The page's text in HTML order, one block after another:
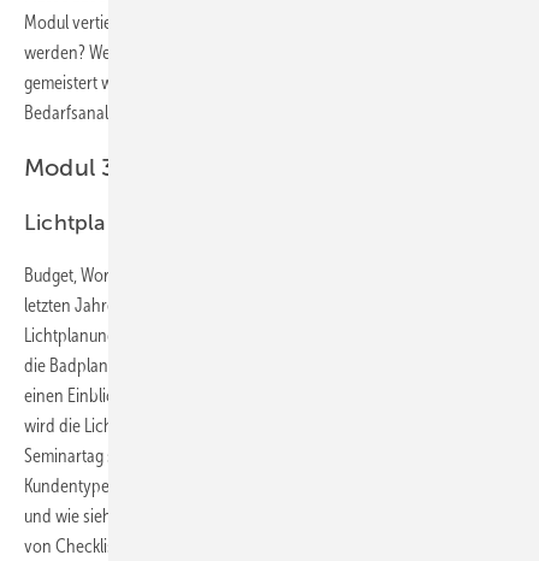
Modul vertieft und erweitert. Wie können Bäder aufregend geplant
werden? Welche Herausforderungen müssen in kleinen Räumen
gemeistert werden? Dreh und Angelpunkt für jede Badplanung ist die
Bedarfsanalyse.
Modul 3: 21./22. Juni 2023
Lichtplanung im Bad
Budget, Workflow & Kundentypen: Die Beleuchtung im Bad hat in den
letzten Jahren große Bedeutung gewonnen. Doch was muss bei einer
Lichtplanung beachtet werden? Wie kann die Lichtplanung einfach in
die Badplanung integriert werden? In diesem Seminar erhalten Sie
einen Einblick in die Kunst der Lichtplanung im Bad. In Workshops
wird die Lichtplanung direkt praktisch eingesetzt. Am zweiten
Seminartag steht der Kunde im Mittelpunkt. Welche unterschiedlichen
Kundentypen gibt es? Wie stimme ich das Budget mit dem Kunden ab
und wie sieht der optimale Workflow im Badverkauf aus? Der Nutzen
von Checklisten ist ein weiterer Baustein dieses Moduls.